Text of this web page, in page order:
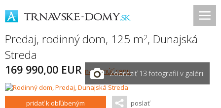
Predaj, rodinný dom, 125 m2, Dunajská
Streda
169 990,00 EUR navrhnúť cenuZobraziť 13 fotografií v galérii
pridať k obľúbeným poslať